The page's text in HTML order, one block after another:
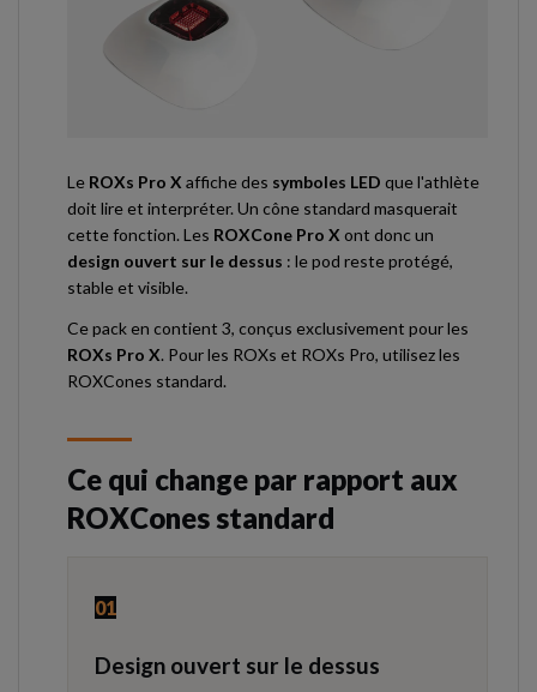
Le ROXs Pro X affiche des symboles LED que l'athlète
doit lire et interpréter. Un cône standard masquerait
cette fonction. Les ROXCone Pro X ont donc un
design ouvert sur le dessus : le pod reste protégé,
stable et visible.
Ce pack en contient 3, conçus exclusivement pour les
ROXs Pro X. Pour les ROXs et ROXs Pro, utilisez les
ROXCones standard.
Ce qui change par rapport aux
ROXCones standard
01
Design ouvert sur le dessus